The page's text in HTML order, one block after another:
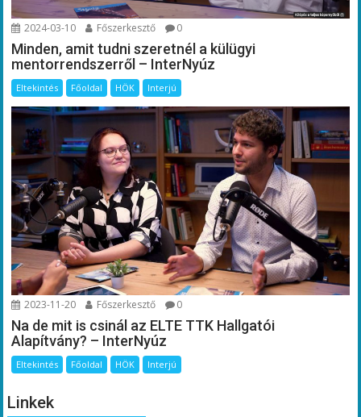
2024-03-10 Főszerkesztő 0
Minden, amit tudni szeretnél a külügyi
mentorrendszerről – InterNyúz
Eltekintés Főoldal HÖK Interjú
2023-11-20 Főszerkesztő 0
Na de mit is csinál az ELTE TTK Hallgatói
Alapítvány? – InterNyúz
Eltekintés Főoldal HÖK Interjú
Linkek